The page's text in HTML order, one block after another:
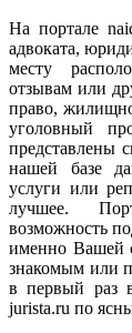
На портале
адвоката,
месту
отзывам или
право,
уголовный
представлены
нашей базе
услуги или
лучшее.
возможность
именно Вашей
знакомым или
в первый раз
jurista.ru по